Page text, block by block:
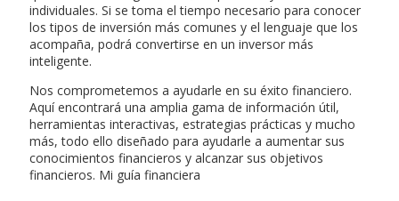
individuales. Si se toma el tiempo necesario para conocer
los tipos de inversión más comunes y el lenguaje que los
acompaña, podrá convertirse en un inversor más
inteligente.
Nos comprometemos a ayudarle en su éxito financiero.
Aquí encontrará una amplia gama de información útil,
herramientas interactivas, estrategias prácticas y mucho
más, todo ello diseñado para ayudarle a aumentar sus
conocimientos financieros y alcanzar sus objetivos
financieros. Mi guía financiera